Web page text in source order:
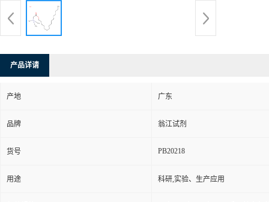
产品详请
产地 广东
品牌 翁江试剂
货号 PB20218
用途 科研,实验、生产应用